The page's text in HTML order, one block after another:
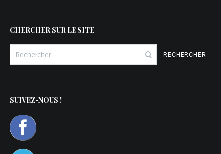
CHERCHER SUR LE SITE
Rechercher :
SUIVEZ-NOUS !